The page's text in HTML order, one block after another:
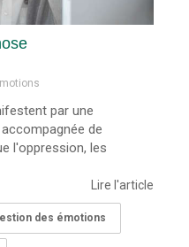
par une
de
l'oppression, les
Lire l'article
des émotions